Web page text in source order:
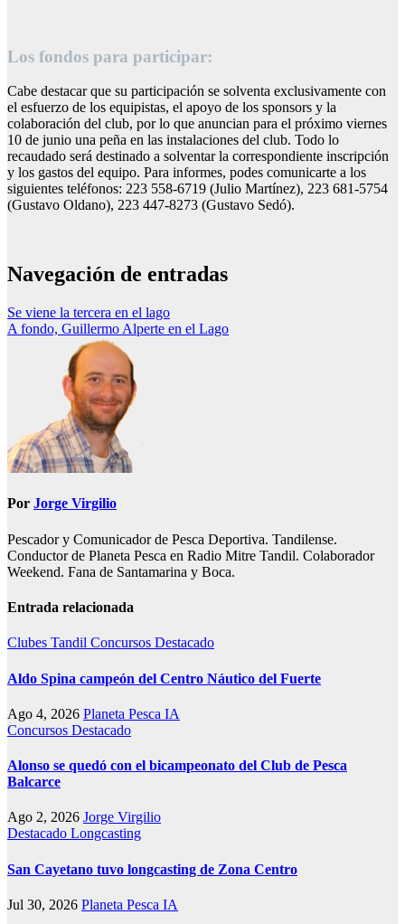
Los fondos para participar:
Cabe destacar que su participación se solventa exclusivamente con
el esfuerzo de los equipistas, el apoyo de los sponsors y la
colaboración del club, por lo que anuncian para el próximo viernes
10 de junio una peña en las instalaciones del club. Todo lo
recaudado será destinado a solventar la correspondiente inscripción
y los gastos del equipo. Para informes, podes comunicarte a los
siguientes teléfonos: 223 558-6719 (Julio Martínez), 223 681-5754
(Gustavo Oldano), 223 447-8273 (Gustavo Sedó).
Navegación de entradas
Se viene la tercera en el lago
A fondo, Guillermo Alperte en el Lago
Por Jorge Virgilio
Pescador y Comunicador de Pesca Deportiva. Tandilense.
Conductor de Planeta Pesca en Radio Mitre Tandil. Colaborador
Weekend. Fana de Santamarina y Boca.
Entrada relacionada
Clubes Tandil Concursos Destacado
Aldo Spina campeón del Centro Náutico del Fuerte
Ago 4, 2026 Planeta Pesca IA
Concursos Destacado
Alonso se quedó con el bicampeonato del Club de Pesca
Balcarce
Ago 2, 2026 Jorge Virgilio
Destacado Longcasting
San Cayetano tuvo longcasting de Zona Centro
Jul 30, 2026 Planeta Pesca IA